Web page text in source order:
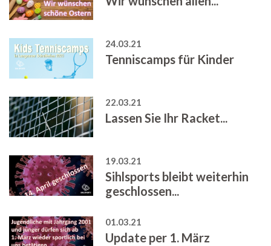
24.03.21
Tenniscamps für Kinder
22.03.21
Lassen Sie Ihr Racket...
19.03.21
Sihlsports bleibt weiterhin
geschlossen...
01.03.21
Update per 1. März